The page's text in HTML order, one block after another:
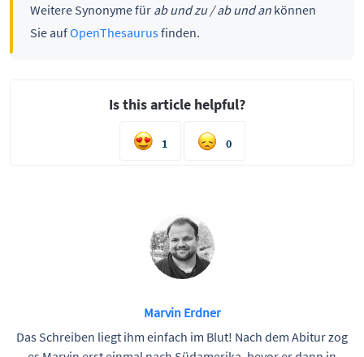
Weitere Synonyme für ab und zu / ab und ankönnen
Sie aufOpenThesaurusfinden.
Is this article helpful?
1 0
Marvin Erdner
Das Schreiben liegt ihm einfach im Blut! Nach dem Abitur zog